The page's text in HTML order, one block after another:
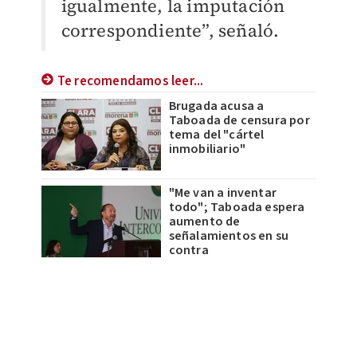
igualmente, la imputación
correspondiente”, señaló.
Te recomendamos leer...
Brugada acusa a
Taboada de censura por
tema del "cártel
inmobiliario"
"Me van a inventar
todo"; Taboada espera
aumento de
señalamientos en su
contra